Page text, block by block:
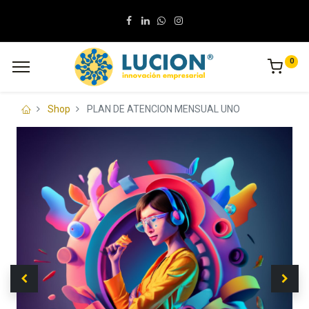
0
Shop PLAN DE ATENCION MENSUAL UNO